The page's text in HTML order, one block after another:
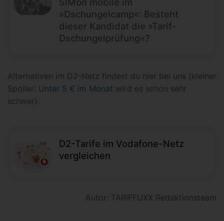
SIMon mobile im
»Dschungelcamp«: Besteht
dieser Kandidat die »Tarif-
Dschungelprüfung«?
Alternativen im D2-Netz findest du hier bei uns (kleiner
Spoiler: Unter 5 € im Monat wird es schon sehr
schwer).
D2-Tarife im Vodafone-Netz
vergleichen
Autor: TARIFFUXX Redaktionsteam